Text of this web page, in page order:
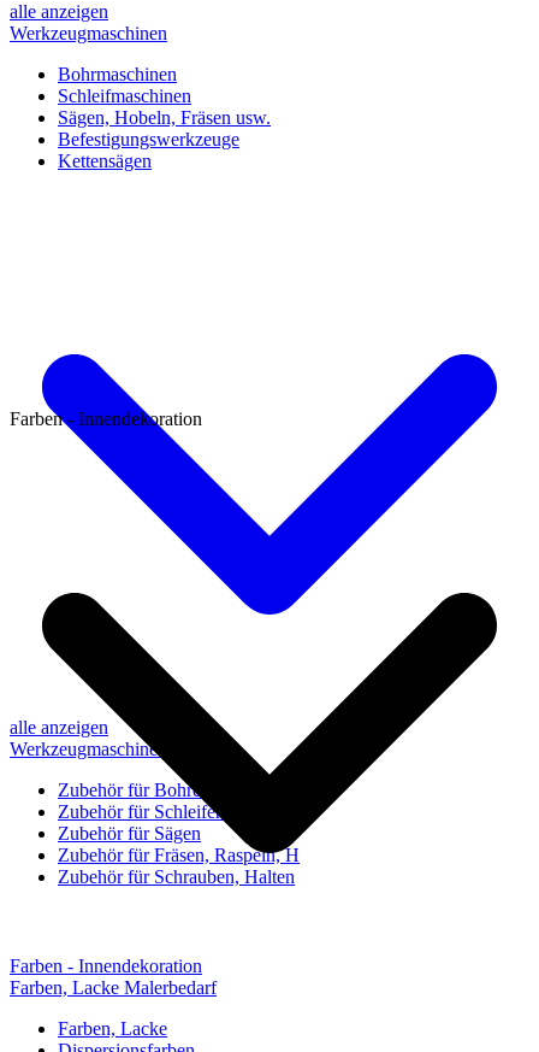
alle anzeigen
Werkzeugmaschinen
Bohrmaschinen
Schleifmaschinen
Sägen, Hobeln, Fräsen usw.
Befestigungswerkzeuge
Kettensägen
alle anzeigen
Werkzeugmaschinen-Zubehör
Zubehör für Bohren, Bohrhilfen
Zubehör für Schleifen, Poliere
Zubehör für Sägen
Zubehör für Fräsen, Raspeln, H
Zubehör für Schrauben, Halten
Farben - Innendekoration
Farben - Innendekoration
Farben, Lacke Malerbedarf
Farben, Lacke